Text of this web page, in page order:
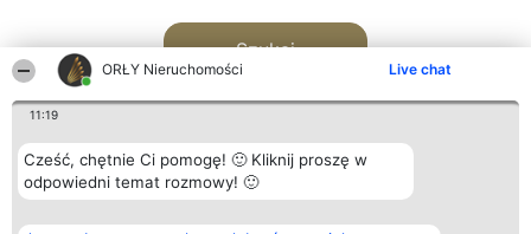
ORŁY Nieruchomości Live chat
11:19
Cześć, chętnie Ci pomogę! 🙂 Kliknij proszę w
odpowiedni temat rozmowy! 🙂
Szukaj
Organizator plebiscytu Plebiscyt Kontakt